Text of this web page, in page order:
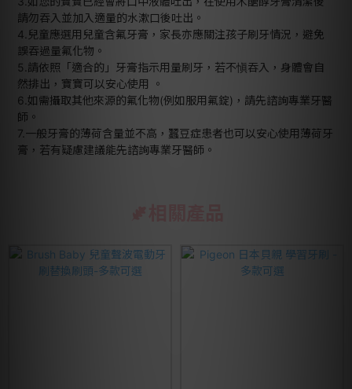
請勿吞入並加入適量的水漱口後吐出。
4.兒童應選用兒童含氟牙膏，家長亦應關注孩子刷牙情況，避免
誤吞過量氟化物。
5.請依照「適合的」牙膏指示用量刷牙，若不愼吞入，身體會自
然排出，寶寶可以安心使用 。
6.如需攝取其他來源的氟化物(例如服用氟錠)，請先諮詢專業牙醫
師。
7.一般牙膏的薄荷含量並不高，蠶豆症患者也可以安心使用薄荷牙
膏，若有疑慮建議能先諮詢專業牙醫師。